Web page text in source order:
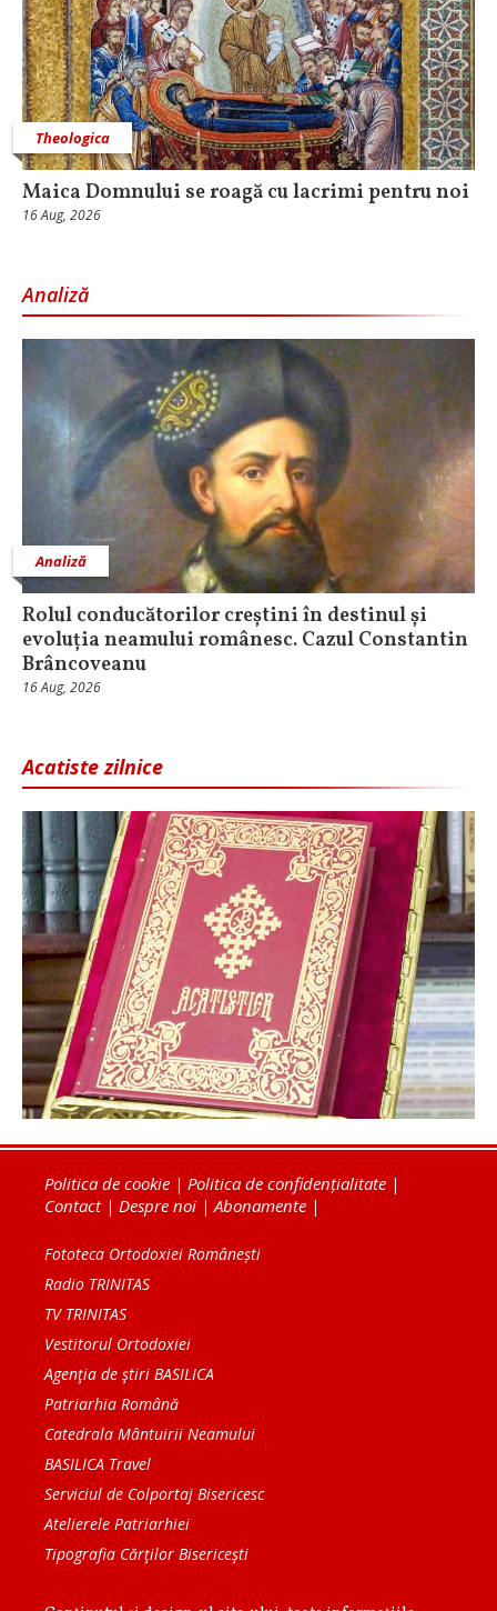
Theologica
Maica Domnului se roagă cu lacrimi pentru noi
16 Aug, 2026
Analiză
Analiză
Rolul conducătorilor creștini în destinul și
evoluția neamului românesc. Cazul Constantin
Brâncoveanu
16 Aug, 2026
Acatiste zilnice
Politica de cookie | Politica de confidențialitate |
Contact| Despre noi |Abonamente |
Fototeca Ortodoxiei Românești
Radio TRINITAS
TV TRINITAS
Vestitorul Ortodoxiei
Agenţia de ştiri BASILICA
Patriarhia Română
Catedrala Mântuirii Neamului
BASILICA Travel
Serviciul de Colportaj Bisericesc
Atelierele Patriarhiei
Tipografia Cărţilor Bisericeşti